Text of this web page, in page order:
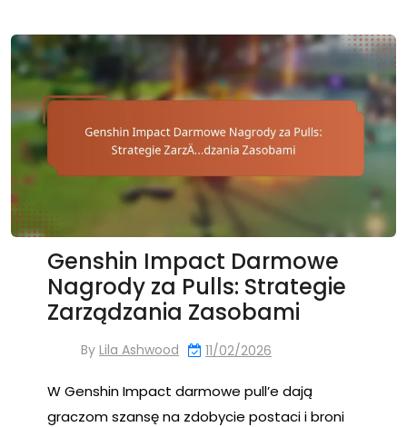
Genshin Impact Darmowe
Nagrody za Pulls: Strategie
Zarządzania Zasobami
By Lila Ashwood 11/02/2026
W Genshin Impact darmowe pull’e dają
graczom szansę na zdobycie postaci i broni